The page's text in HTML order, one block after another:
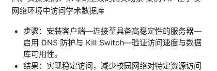
网络环境中访问学术数据库
步骤：安装客户端—连接至具备高稳定性的服务器—
启用 DNS 防护与 Kill Switch—验证访问速度与数据
库可用性。
结果：实现稳定访问，减少校园网络对特定资源访问